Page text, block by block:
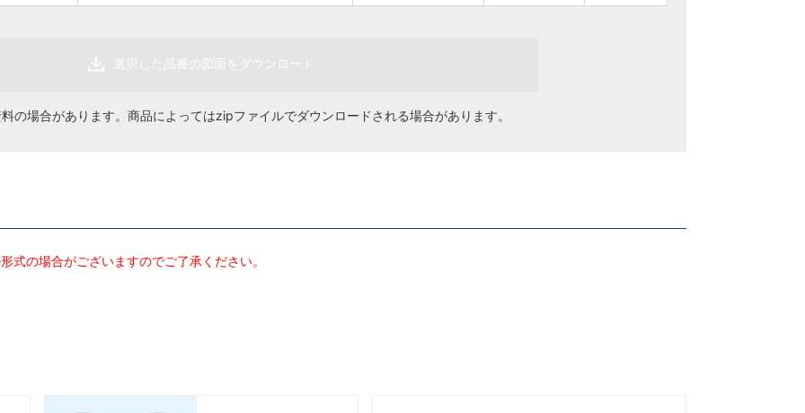
選択した品番の図面をダウンロード
の場合があります。商品によってはzipファイルでダウンロードされる場合があります。
式の場合がございますのでご了承ください。